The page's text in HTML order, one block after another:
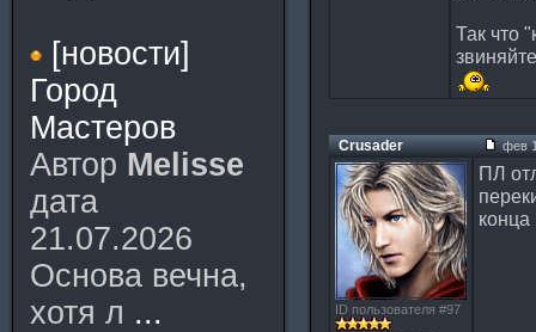
[новости]
Город
Мастеров
Автор Melisse
дата
21.07.2026
Основа вечна,
хотя л ...
Так что
Crusader фев
ID пользователя #97
ПЛ
конца